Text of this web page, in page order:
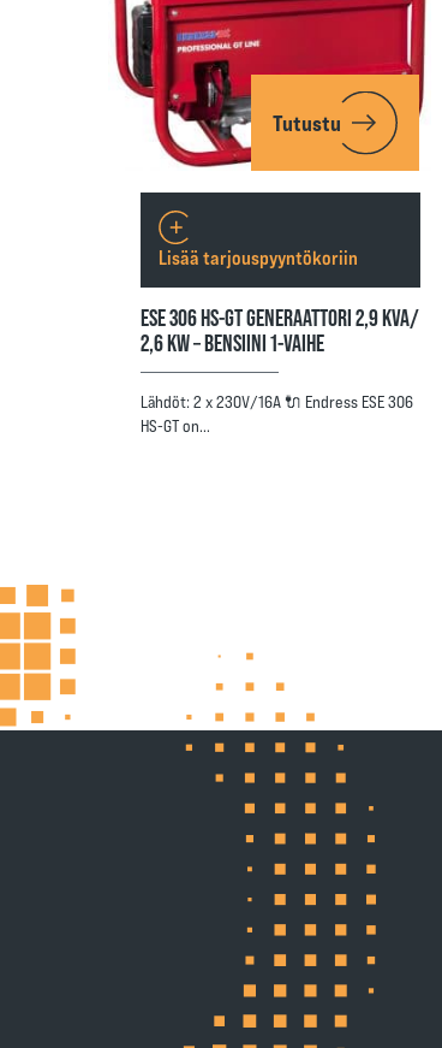
Tutustu
ESE 306 HS-GT GENERAATTORI 2,9 KVA/
2,6 KW – BENSIINI 1-VAIHE
Lähdöt: 2 x 230V/16A 🔌 Endress ESE 306
HS-GT on…
Lisää tarjouspyyntökoriin